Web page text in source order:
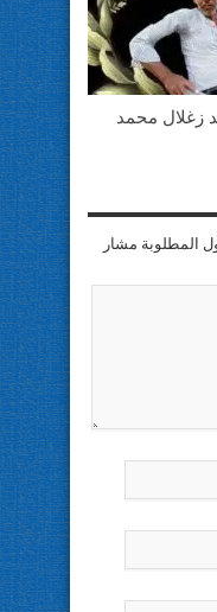
زغلال محمد
المطلوبة مشار